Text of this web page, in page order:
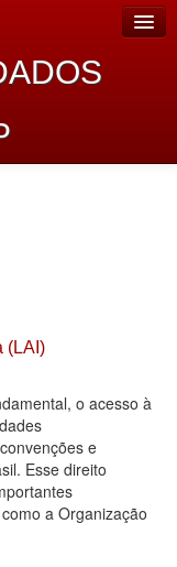
(LAI)
o acesso à
e
Esse direito
a Organização